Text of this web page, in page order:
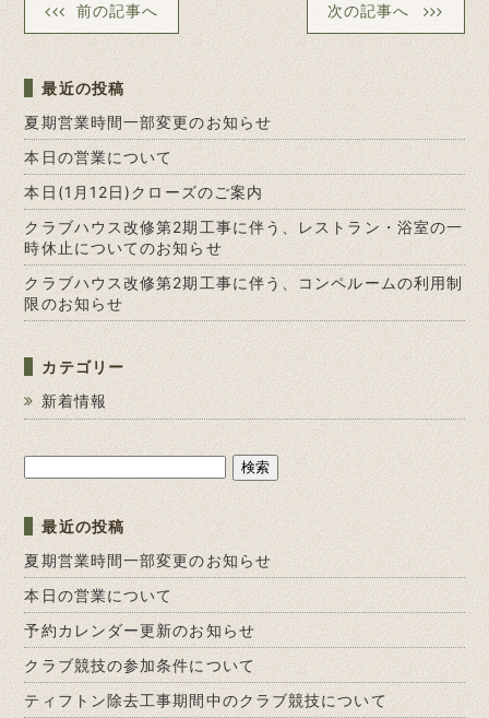
前の記事へ 次の記事へ
最近の投稿
夏期営業時間一部変更のお知らせ
本日の営業について
本日(1月12日)クローズのご案内
クラブハウス改修第2期工事に伴う、レストラン・浴室の一
時休止についてのお知らせ
クラブハウス改修第2期工事に伴う、コンペルームの利用制
限のお知らせ
カテゴリー
新着情報
索:
最近の投稿
夏期営業時間一部変更のお知らせ
本日の営業について
予約カレンダー更新のお知らせ
クラブ競技の参加条件について
ティフトン除去工事期間中のクラブ競技について